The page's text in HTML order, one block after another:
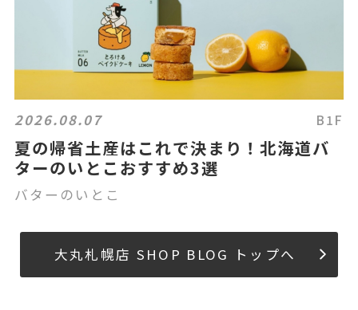
2026.08.07 B1F
夏の帰省土産はこれで決まり！北海道バ
ターのいとこおすすめ3選
バターのいとこ
大丸札幌店 SHOP BLOG トップへ